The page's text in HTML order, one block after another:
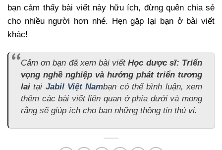
bạn cảm thấy bài viết này hữu ích, đừng quên chia sẻ
cho nhiều người hơn nhé. Hẹn gặp lại bạn ở bài viết
khác!
Cảm ơn bạn đã xem bài viếtHọc dược sĩ: Triển
vọng nghề nghiệp và hướng phát triển tương
lai tại Jabil Việt Nambạn có thể bình luận, xem
thêm các bài viết liên quan ở phía dưới và mong
rằng sẽ giúp ích cho bạn những thông tin thú vị.